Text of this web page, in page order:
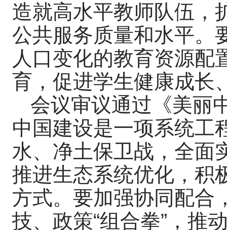
造就高水平教师队伍，
公共服务质量和水平。
人口变化的教育资源配
育，促进学生健康成长
会议审议通过《美丽
中国建设是一项系统工
水、净土保卫战，全面
推进生态系统优化，积
方式。要加强协同配合
技、政策“组合拳”，推